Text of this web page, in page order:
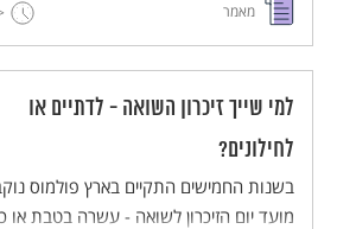
מבשרי הציונות היו לאומיים. במאמר דיון
השמיטה, תיאור המשבר סביב הקמת בתי
ביפו וניתוח מניעיהם של המתנגדים
רקע דתי.
מאמר
למי שייך זיכרון השואה - לדתיים או
לחילונים?
בשנות החמישים התקיים בארץ פולמוס
מועד יום הזיכרון לשואה - עשרה בטבת או